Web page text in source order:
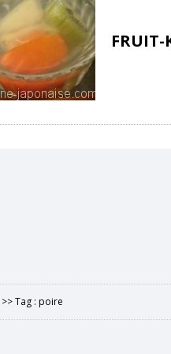
FRUIT-
>>Tag : poire